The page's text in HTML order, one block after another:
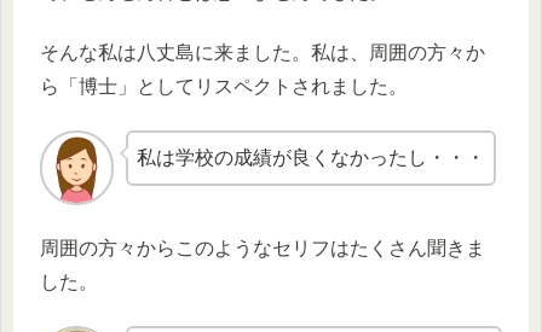
そんな私は八丈島に来ました。私は、周囲の方々か
ら「博士」としてリスペクトされました。
私は学校の成績が良くなかったし・・・
周囲の方々からこのようなセリフはたくさん聞きま
した。